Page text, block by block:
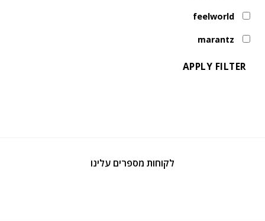
feelworld
marantz
APPLY FILTER
לקוחות מספרים עלינו